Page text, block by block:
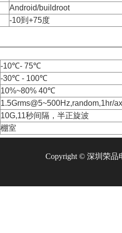
Android/buildroot
-10到+75度
-10℃- 75℃
-30℃ - 100℃
10%~80% 40℃
1.5Grms@5~500Hz,random,1hr/
10G,11秒间隔，半正旋波
棚室
Copyright © 深圳荣品